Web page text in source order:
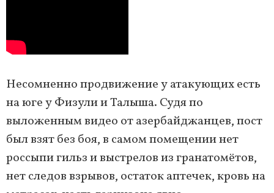
Несомненно продвижение у атакующих есть
на юге у Физули и Талыша. Судя по
выложенным видео от азербайджанцев, пост
был взят без боя, в самом помещении нет
россыпи гильз и выстрелов из гранатомётов,
нет следов взрывов, остаток аптечек, кровь на